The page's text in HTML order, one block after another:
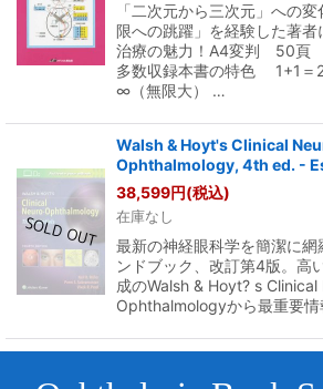
「二次元から三次元」への
限への跳躍」を経験した著者
治療の魅力！A4変判 50
多数収録本書の特色 1+1
∞（無限大） …
Walsh & Hoyt's Clinical
Ophthalmology, 4th ed. -
38,599円(税込)
在庫なし
最新の神経眼科学を簡潔に網
ンドブック、改訂第4版。高
成のWalsh & Hoyt? s
Ophthalmologyから最重要